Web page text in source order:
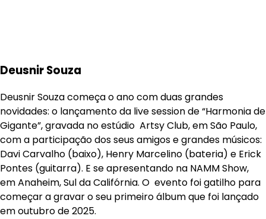
Deusnir Souza
Deusnir Souza começa o ano com duas grandes
novidades: o lançamento da live session de “Harmonia de
Gigante”, gravada no estúdio Artsy Club, em São Paulo,
com a participação dos seus amigos e grandes músicos:
Davi Carvalho (baixo), Henry Marcelino (bateria) e Erick
Pontes (guitarra). E se apresentando na NAMM Show,
em Anaheim, Sul da Califórnia. O evento foi gatilho para
começar a gravar o seu primeiro álbum que foi lançado
em outubro de 2025.